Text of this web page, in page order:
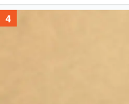
4